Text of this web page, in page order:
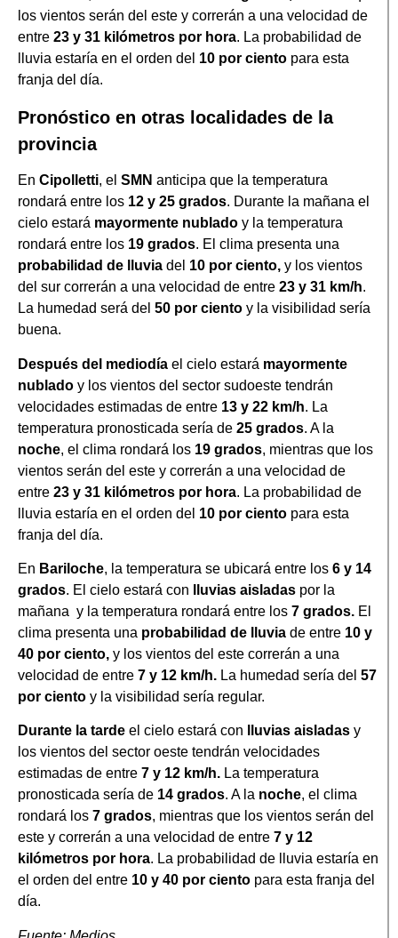
los vientos serán del este y correrán a una velocidad de
entre 23 y 31 kilómetros por hora. La probabilidad de
lluvia estaría en el orden del 10 por ciento para esta
franja del día.
Pronóstico en otras localidades de la
provincia
En Cipolletti, el SMN anticipa que la temperatura
rondará entre los 12 y 25 grados. Durante la mañana el
cielo estará mayormente nublado y la temperatura
rondará entre los 19 grados. El clima presenta una
probabilidad de lluvia del 10 por ciento, y los vientos
del sur correrán a una velocidad de entre 23 y 31 km/h.
La humedad será del 50 por ciento y la visibilidad sería
buena.
Después del mediodía el cielo estará mayormente
nublado y los vientos del sector sudoeste tendrán
velocidades estimadas de entre 13 y 22 km/h. La
temperatura pronosticada sería de 25 grados. A la
noche, el clima rondará los 19 grados, mientras que los
vientos serán del este y correrán a una velocidad de
entre 23 y 31 kilómetros por hora. La probabilidad de
lluvia estaría en el orden del 10 por ciento para esta
franja del día.
En Bariloche, la temperatura se ubicará entre los 6 y 14
grados. El cielo estará con lluvias aisladas por la
mañana y la temperatura rondará entre los 7 grados. El
clima presenta una probabilidad de lluvia de entre 10 y
40 por ciento, y los vientos del este correrán a una
velocidad de entre 7 y 12 km/h. La humedad sería del 57
por ciento y la visibilidad sería regular.
Durante la tarde el cielo estará con lluvias aisladas y
los vientos del sector oeste tendrán velocidades
estimadas de entre 7 y 12 km/h. La temperatura
pronosticada sería de 14 grados. A la noche, el clima
rondará los 7 grados, mientras que los vientos serán del
este y correrán a una velocidad de entre 7 y 12
kilómetros por hora. La probabilidad de lluvia estaría en
el orden del entre 10 y 40 por ciento para esta franja del
día.